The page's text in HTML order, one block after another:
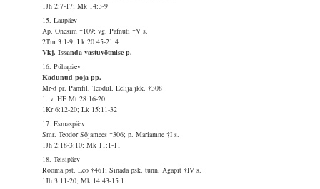
1Jh 2:7-17; Mk 14:3-9
15. Laupäev
Ap. Onesim †109; vg. Pafnuti †V s.
2Tm 3:1-9; Lk 20:45-21:4
Vkj. Issanda vastuvõtmise p.
16. Pühapäev
Kadunud poja pp.
Mr-d pr. Pamfil, Teodul, Eelija jkk. †308
1. v. HE Mt 28:16-20
1Kr 6:12-20; Lk 15:11-32
17. Esmaspäev
Smr. Teodor Sõjamees †306; p. Mariamne †I s.
1Jh 2:18-3:10; Mk 11:1-11
18. Teisipäev
Rooma pst. Leo †461; Sinada psk. tunn. Agapit †IV s.
1Jh 3:11-20; Mk 14:43-15:1